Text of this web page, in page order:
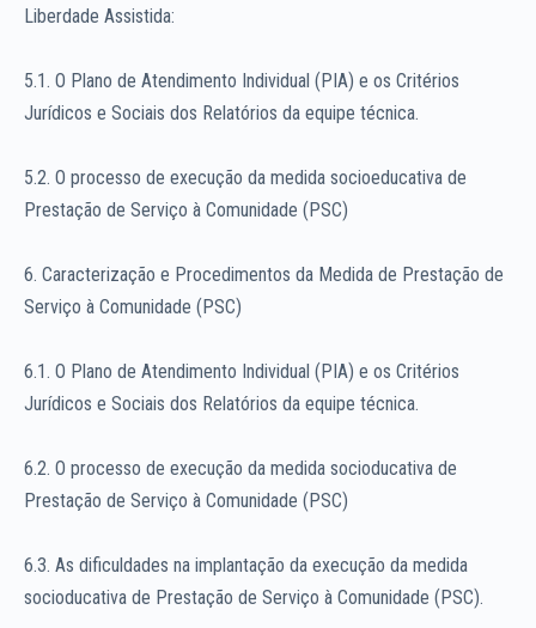
Liberdade Assistida:
5.1. O Plano de Atendimento Individual (PIA) e os Critérios
Jurídicos e Sociais dos Relatórios da equipe técnica.
5.2. O processo de execução da medida socioeducativa de
Prestação de Serviço à Comunidade (PSC)
6. Caracterização e Procedimentos da Medida de Prestação de
Serviço à Comunidade (PSC)
6.1. O Plano de Atendimento Individual (PIA) e os Critérios
Jurídicos e Sociais dos Relatórios da equipe técnica.
6.2. O processo de execução da medida socioducativa de
Prestação de Serviço à Comunidade (PSC)
6.3. As dificuldades na implantação da execução da medida
socioducativa de Prestação de Serviço à Comunidade (PSC).